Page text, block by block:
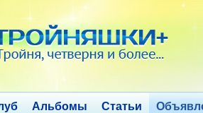
Альбомы Статьи